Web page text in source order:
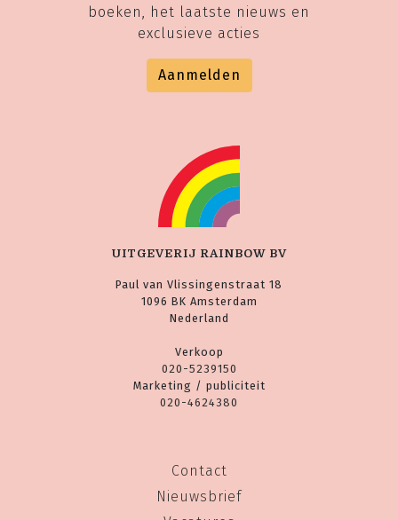
boeken, het laatste nieuws en
exclusieve acties
Aanmelden
UITGEVERIJ RAINBOW BV
Paul van Vlissingenstraat 18
1096 BK Amsterdam
Nederland
Verkoop
020-5239150
Marketing / publiciteit
020-4624380
Contact
Nieuwsbrief